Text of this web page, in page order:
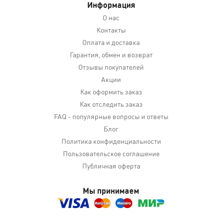
Информация
О нас
Контакты
Оплата и доставка
Гарантия, обмен и возврат
Отзывы покупателей
Акции
Как оформить заказ
Как отследить заказ
FAQ - популярные вопросы и ответы
Блог
Политика конфиденциальности
Пользовательское соглашение
Публичная оферта
Мы принимаем